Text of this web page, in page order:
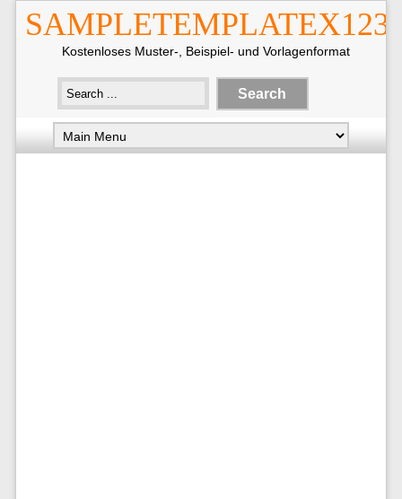
Kostenloses Muster-, Beispiel- und Vorlagenformat